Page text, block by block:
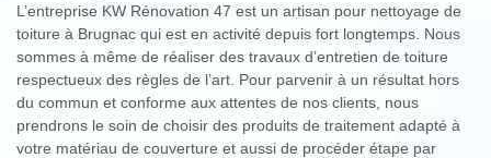
L’entreprise KW Rénovation 47 est un artisan pour nettoyage de
toiture à Brugnac qui est en activité depuis fort longtemps. Nous
sommes à même de réaliser des travaux d’entretien de toiture
respectueux des règles de l’art. Pour parvenir à un résultat hors
du commun et conforme aux attentes de nos clients, nous
prendrons le soin de choisir des produits de traitement adapté à
votre matériau de couverture et aussi de procéder étape par